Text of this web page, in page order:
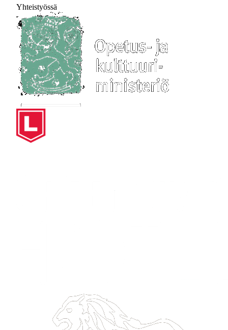
Yhteistyössä